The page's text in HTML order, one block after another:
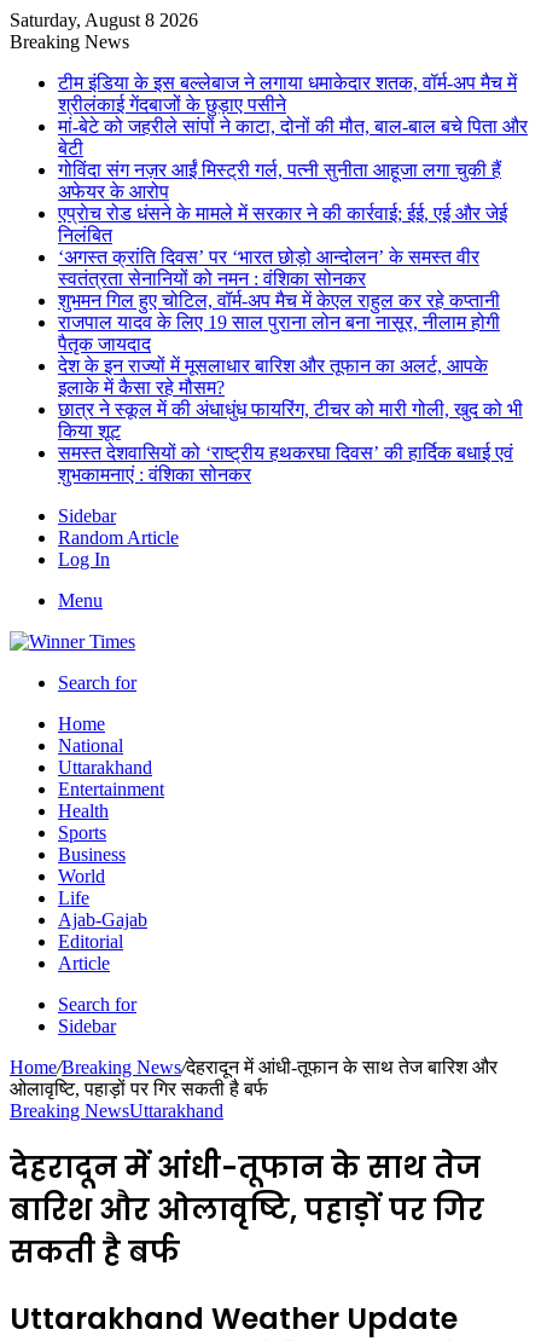
Saturday, August 8 2026
Breaking News
टीम इंडिया के इस बल्लेबाज ने लगाया धमाकेदार शतक, वॉर्म-अप मैच में
श्रीलंकाई गेंदबाजों के छुड़ाए पसीने
मां-बेटे को जहरीले सांपों ने काटा, दोनों की मौत, बाल-बाल बचे पिता और
बेटी
गोविंदा संग नज़र आईं मिस्ट्री गर्ल, पत्नी सुनीता आहूजा लगा चुकी हैं
अफेयर के आरोप
एप्राेच रोड धंसने के मामले में सरकार ने की कार्रवाई; ईई, एई और जेई
निलंबित
‘अगस्त क्रांति दिवस’ पर ‘भारत छोड़ो आन्दोलन’ के समस्त वीर
स्वतंत्रता सेनानियों को नमन : वंशिका सोनकर
शुभमन गिल हुए चोटिल, वॉर्म-अप मैच में केएल राहुल कर रहे कप्तानी
राजपाल यादव के लिए 19 साल पुराना लोन बना नासूर, नीलाम होगी
पैतृक जायदाद
देश के इन राज्यों में मूसलाधार बारिश और तूफान का अलर्ट, आपके
इलाके में कैसा रहे मौसम?
छात्र ने स्कूल में की अंधाधुंध फायरिंग, टीचर को मारी गोली, खुद को भी
किया शूट
समस्त देशवासियों को ‘राष्ट्रीय हथकरघा दिवस’ की हार्दिक बधाई एवं
शुभकामनाएं : वंशिका सोनकर
Sidebar
Random Article
Log In
Menu
Search for
Home
National
Uttarakhand
Entertainment
Health
Sports
Business
World
Life
Ajab-Gajab
Editorial
Article
Search for
Sidebar
Home/Breaking News/देहरादून में आंधी-तूफान के साथ तेज बारिश और
ओलावृष्टि, पहाड़ों पर गिर सकती है बर्फ
Breaking NewsUttarakhand
देहरादून में आंधी-तूफान के साथ तेज
बारिश और ओलावृष्टि, पहाड़ों पर गिर
सकती है बर्फ
Uttarakhand Weather Update